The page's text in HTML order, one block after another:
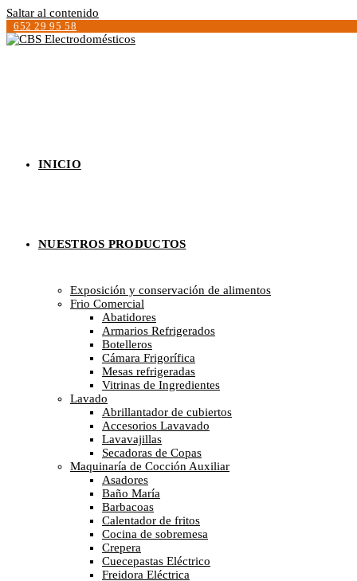
Saltar al contenido
652 29 95 58
INICIO
NUESTROS PRODUCTOS
Exposición y conservación de alimentos
Frio Comercial
Abatidores
Armarios Refrigerados
Botelleros
Cámara Frigorífica
Mesas refrigeradas
Vitrinas de Ingredientes
Lavado
Abrillantador de cubiertos
Accesorios Lavavado
Lavavajillas
Secadoras de Copas
Maquinaría de Cocción Auxiliar
Asadores
Baño María
Barbacoas
Calentador de fritos
Cocina de sobremesa
Crepera
Cuecepastas Eléctrico
Freidora Eléctrica